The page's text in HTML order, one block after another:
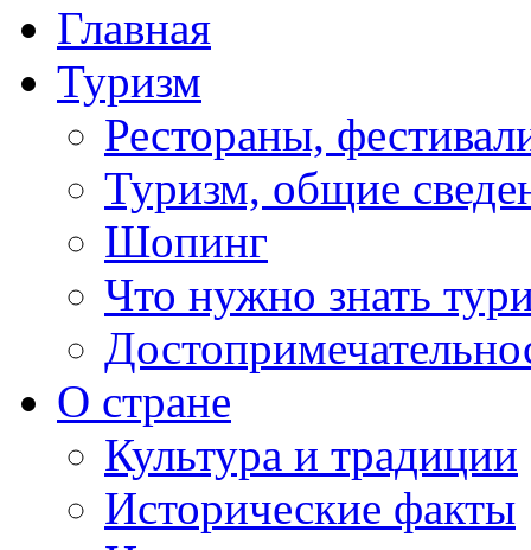
Главная
Туризм
Рестораны,
Туризм, общие
Шопинг
Что нужно знать
О стране
Культура и традиции
Исторические факты